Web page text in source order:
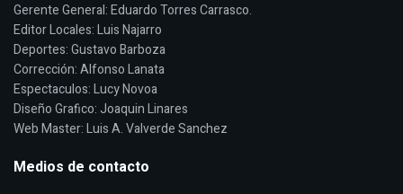
Gerente General: Eduardo Torres Carrasco.
Editor Locales: Luis Najarro
Deportes: Gustavo Barboza
Corrección: Alfonso Lanata
Espectaculos: Lucy Novoa
Diseño Grafico: Joaquin Linares
Web Master: Luis A. Valverde Sanchez
Medios de contacto